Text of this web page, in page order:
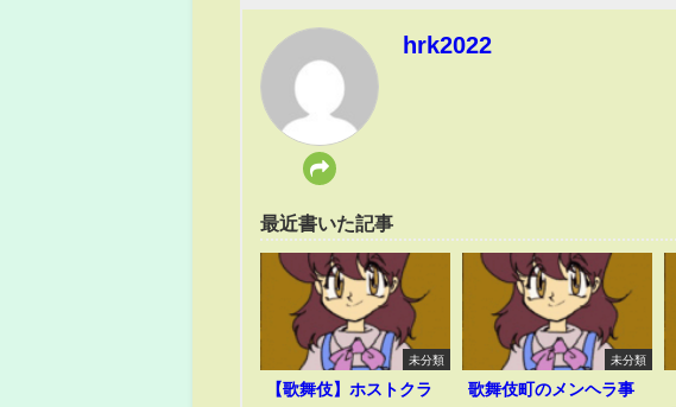
hrk2022
最近書いた記事
未分類
【歌舞伎】ホストクラ
未分類
歌舞伎町のメンヘラ事